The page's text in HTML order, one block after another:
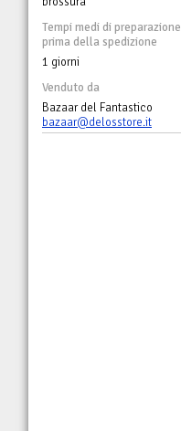
Tempi medi di preparazione
prima della spedizione
1 giorni
Venduto da
Bazaar del Fantastico
bazaar@delosstore.it